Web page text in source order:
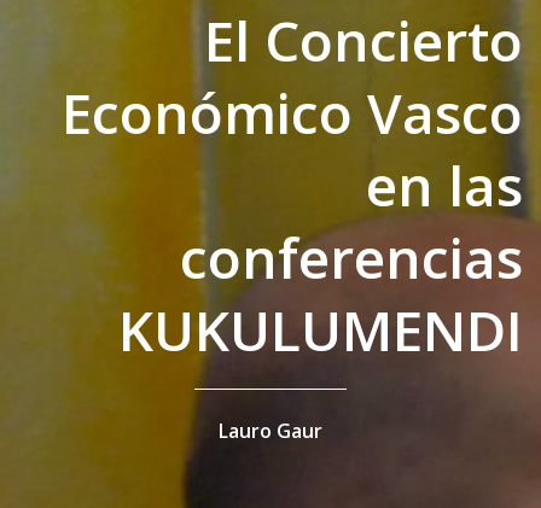
El Concierto
Económico Vasco
en las
conferencias
KUKULUMENDI
Lauro Gaur